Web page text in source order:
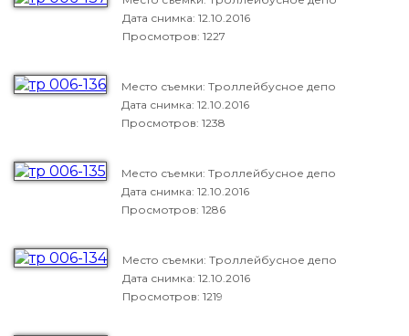
Дата снимка: 12.10.2016
Просмотров: 1227
Место съемки: Троллейбусное депо
Дата снимка: 12.10.2016
Просмотров: 1238
Место съемки: Троллейбусное депо
Дата снимка: 12.10.2016
Просмотров: 1286
Место съемки: Троллейбусное депо
Дата снимка: 12.10.2016
Просмотров: 1219